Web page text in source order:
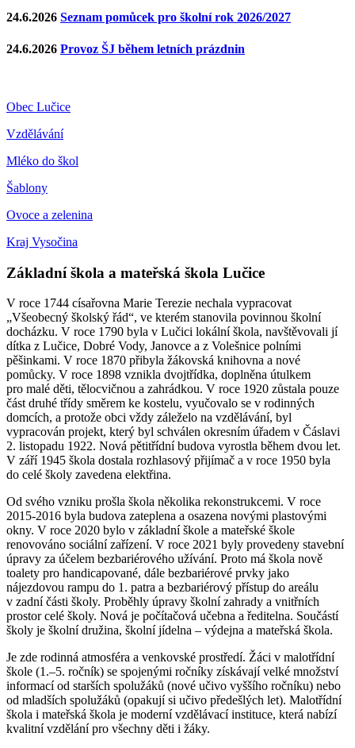
24.6.2026 Seznam pomůcek pro školní rok 2026/2027
24.6.2026 Provoz ŠJ během letních prázdnin
Obec Lučice
Vzdělávání
Mléko do škol
Šablony
Ovoce a zelenina
Kraj Vysočina
Základní škola a mateřská škola Lučice
V roce 1744 císařovna Marie Terezie nechala vypracovat
„Všeobecný školský řád“, ve kterém stanovila povinnou školní
docházku. V roce 1790 byla v Lučici lokální škola, navštěvovali jí
dítka z Lučice, Dobré Vody, Janovce a z Volešnice polními
pěšinkami. V roce 1870 přibyla žákovská knihovna a nové
pomůcky. V roce 1898 vznikla dvojtřídka, doplněna útulkem
pro malé děti, tělocvičnou a zahrádkou. V roce 1920 zůstala pouze
část druhé třídy směrem ke kostelu, vyučovalo se v rodinných
domcích, a protože obci vždy záleželo na vzdělávání, byl
vypracován projekt, který byl schválen okresním úřadem v Čáslavi
2. listopadu 1922. Nová pětitřídní budova vyrostla během dvou let.
V září 1945 škola dostala rozhlasový přijímač a v roce 1950 byla
do celé školy zavedena elektřina.
Od svého vzniku prošla škola několika rekonstrukcemi. V roce
2015-2016 byla budova zateplena a osazena novými plastovými
okny. V roce 2020 bylo v základní škole a mateřské škole
renovováno sociální zařízení. V roce 2021 byly provedeny stavební
úpravy za účelem bezbariérového užívání. Proto má škola nově
toalety pro handicapované, dále bezbariérové prvky jako
nájezdovou rampu do 1. patra a bezbariérový přístup do areálu
v zadní části školy. Proběhly úpravy školní zahrady a vnitřních
prostor celé školy. Nová je počítačová učebna a ředitelna. Součástí
školy je školní družina, školní jídelna – výdejna a mateřská škola.
Je zde rodinná atmosféra a venkovské prostředí. Žáci v malotřídní
škole (1.–5. ročník) se spojenými ročníky získávají velké množství
informací od starších spolužáků (nové učivo vyššího ročníku) nebo
od mladších spolužáků (opakují si učivo předešlých let). Malotřídní
škola i mateřská škola je moderní vzdělávací instituce, která nabízí
kvalitní vzdělání pro všechny děti i žáky.